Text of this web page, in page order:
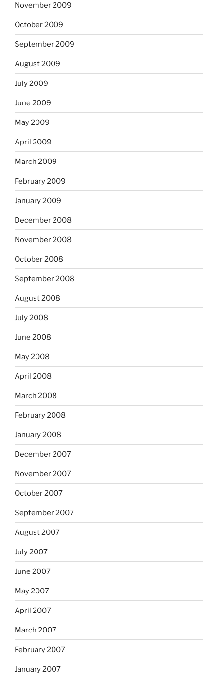
November 2009
October 2009
September 2009
August 2009
July 2009
June 2009
May 2009
April 2009
March 2009
February 2009
January 2009
December 2008
November 2008
October 2008
September 2008
August 2008
July 2008
June 2008
May 2008
April 2008
March 2008
February 2008
January 2008
December 2007
November 2007
October 2007
September 2007
August 2007
July 2007
June 2007
May 2007
April 2007
March 2007
February 2007
January 2007